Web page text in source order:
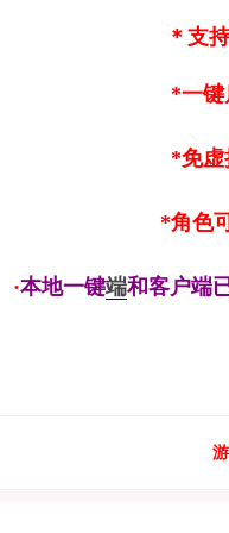
＊支
*一键
*免虚
*角色
·本地一键端和客户端